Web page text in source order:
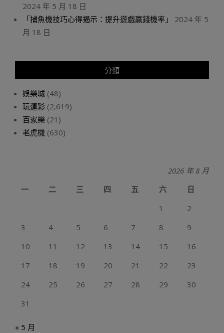
2024 年 5 月 18 日
「捕魚機技巧心得揭示：提升遊戲贏錢機率」
2024 年 5
月 18 日
分類
娛樂城 (48)
玩運彩 (2,619)
百家樂 (21)
老虎機 (630)
2026 年 8 月
一
二 三 四 五 六
日
1
2
3
4 5 6 7 8
9
10
11 12 13 14 15
16
17
18 19 20 21 22
23
24
25 26 27 28 29
30
31
« 5 月